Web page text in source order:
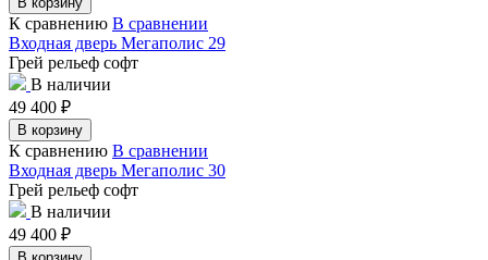
К сравнению В сравнении
Входная дверь Мегаполис 29
Грей рельеф софт
В наличии
49 400 ₽
В корзину
К сравнению В сравнении
Входная дверь Мегаполис 30
Грей рельеф софт
В наличии
49 400 ₽